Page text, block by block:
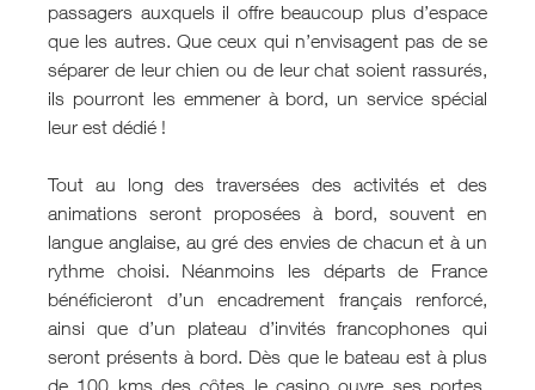
passagers auxquels il offre beaucoup plus d’espace
que les autres. Que ceux qui n’envisagent pas de se
séparer de leur chien ou de leur chat soient rassurés,
ils pourront les emmener à bord, un service spécial
leur est dédié !
Tout au long des traversées des activités et des
animations seront proposées à bord, souvent en
langue anglaise, au gré des envies de chacun et à un
rythme choisi. Néanmoins les départs de France
bénéficieront d’un encadrement français renforcé,
ainsi que d’un plateau d’invités francophones qui
seront présents à bord. Dès que le bateau est à plus
de 100 kms des côtes le casino ouvre ses portes,